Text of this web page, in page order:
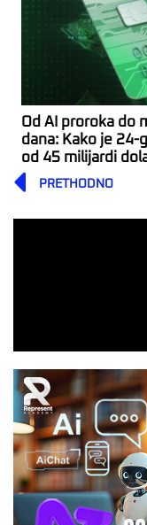
Od AI proroka do
dana: Kako je
od 45 milijardi
Prev
PRETHODNO